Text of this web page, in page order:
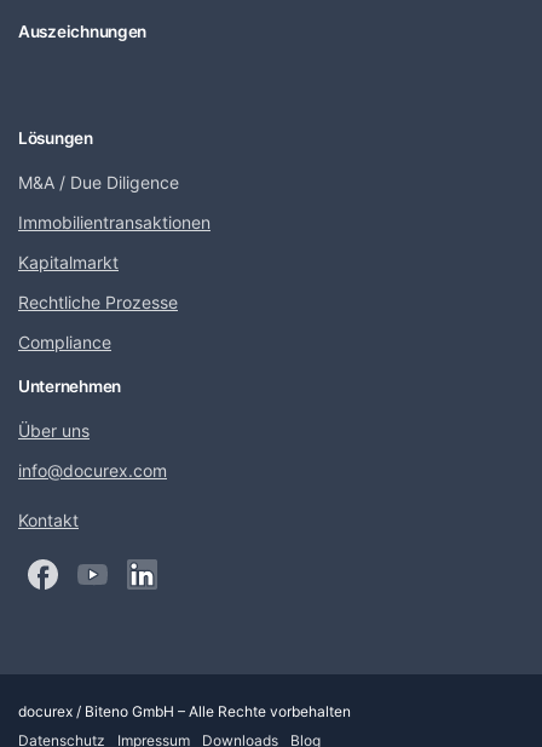
Auszeichnungen
Lösungen
M&A / Due Diligence
Immobilientransaktionen
Kapitalmarkt
Rechtliche Prozesse
Compliance
Unternehmen
Über uns
info@docurex.com
Kontakt
docurex / Biteno GmbH – Alle Rechte vorbehalten
Datenschutz
Impressum Downloads Blog